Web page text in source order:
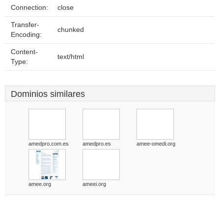
Connection: close
Transfer-
Encoding:
chunked
Content-
Type:
text/html
Dominios similares
amedpro.com.es amedpro.es amee-omedi.org
amee.org ameei.org